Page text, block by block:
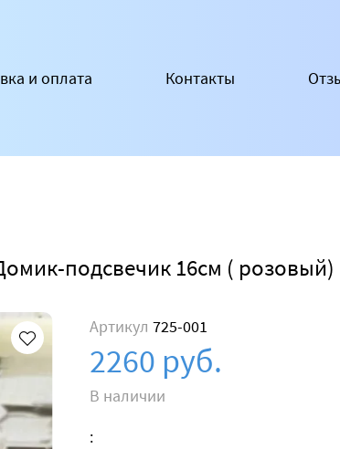
и оплата Контакты
подсвечик 16см ( розовый)
Артикул 725-001
2260 руб.
В наличии
: